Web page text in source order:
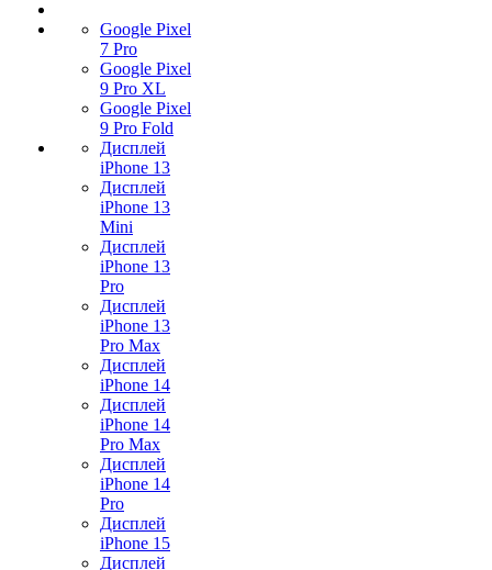
Google Pixel
7 Pro
Google Pixel
9 Pro XL
Google Pixel
9 Pro Fold
Дисплей
iPhone 13
Дисплей
iPhone 13
Mini
Дисплей
iPhone 13
Pro
Дисплей
iPhone 13
Pro Max
Дисплей
iPhone 14
Дисплей
iPhone 14
Pro Max
Дисплей
iPhone 14
Pro
Дисплей
iPhone 15
Дисплей